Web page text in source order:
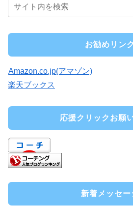
お勧めリンク
Amazon.co.jp(アマゾン)
楽天ブックス
応援クリックお願
新着メッセー